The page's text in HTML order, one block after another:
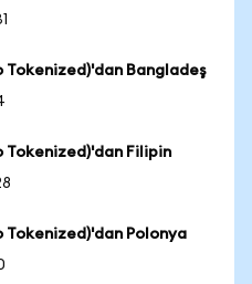
Bangladeş
Filipin
Tokenized)'dan Polonya